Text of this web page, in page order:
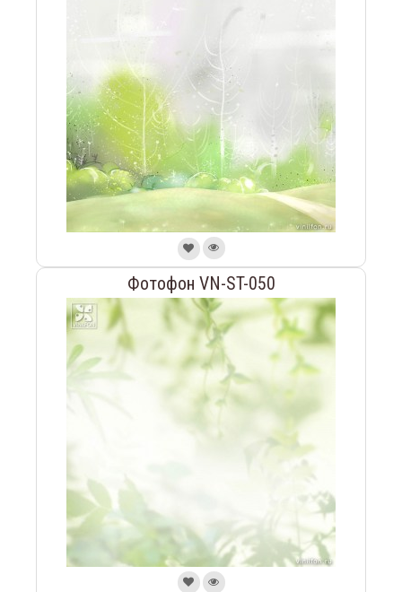
Фотофон VN-ST-050